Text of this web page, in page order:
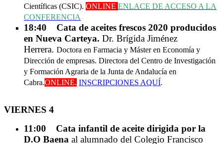
Científicas (CSIC). ONLINE ENLACE DE ACCESO A LA
CONFERENCIA
18:40 Cata de aceites frescos 2020 producidos
en Nueva Carteya. Dr. Brígida Jiménez
Herrera. Doctora en Farmacia y Máster en Economía y
Dirección de empresas. Directora del Centro de Investigación
y Formación Agraria de la Junta de Andalucía en
Cabra.ONLINE. INSCRIPCIONES AQUÍ.
VIERNES 4
11:00 Cata infantil de aceite dirigida por la
D.O Baena al alumnado del Colegio Francisco